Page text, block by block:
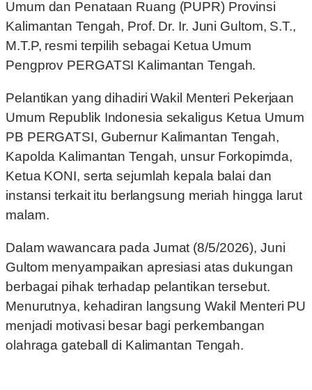
Umum dan Penataan Ruang (PUPR) Provinsi
Kalimantan Tengah, Prof. Dr. Ir. Juni Gultom, S.T.,
M.T.P, resmi terpilih sebagai Ketua Umum
Pengprov PERGATSI Kalimantan Tengah.
Pelantikan yang dihadiri Wakil Menteri Pekerjaan
Umum Republik Indonesia sekaligus Ketua Umum
PB PERGATSI, Gubernur Kalimantan Tengah,
Kapolda Kalimantan Tengah, unsur Forkopimda,
Ketua KONI, serta sejumlah kepala balai dan
instansi terkait itu berlangsung meriah hingga larut
malam.
Dalam wawancara pada Jumat (8/5/2026), Juni
Gultom menyampaikan apresiasi atas dukungan
berbagai pihak terhadap pelantikan tersebut.
Menurutnya, kehadiran langsung Wakil Menteri PU
menjadi motivasi besar bagi perkembangan
olahraga gateball di Kalimantan Tengah.